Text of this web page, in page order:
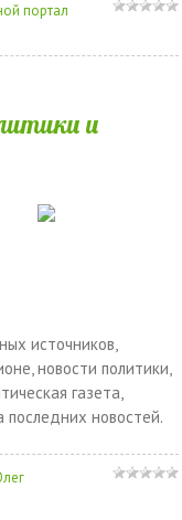
портал
и
источников,
новости политики,
газета,
последних новостей.